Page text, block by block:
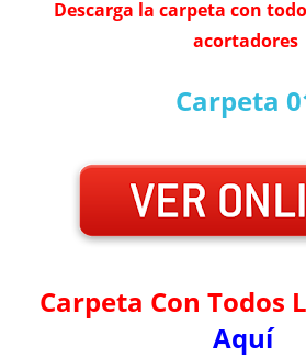
Descarga la carpeta con
acortadores
Carpeta
Carpeta Con Todos
Aquí